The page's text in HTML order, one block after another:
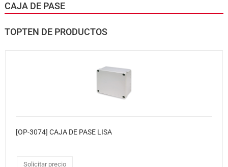
CAJA DE PASE
TOPTEN DE PRODUCTOS
[OP-3074] CAJA DE PASE LISA
Solicitar precio